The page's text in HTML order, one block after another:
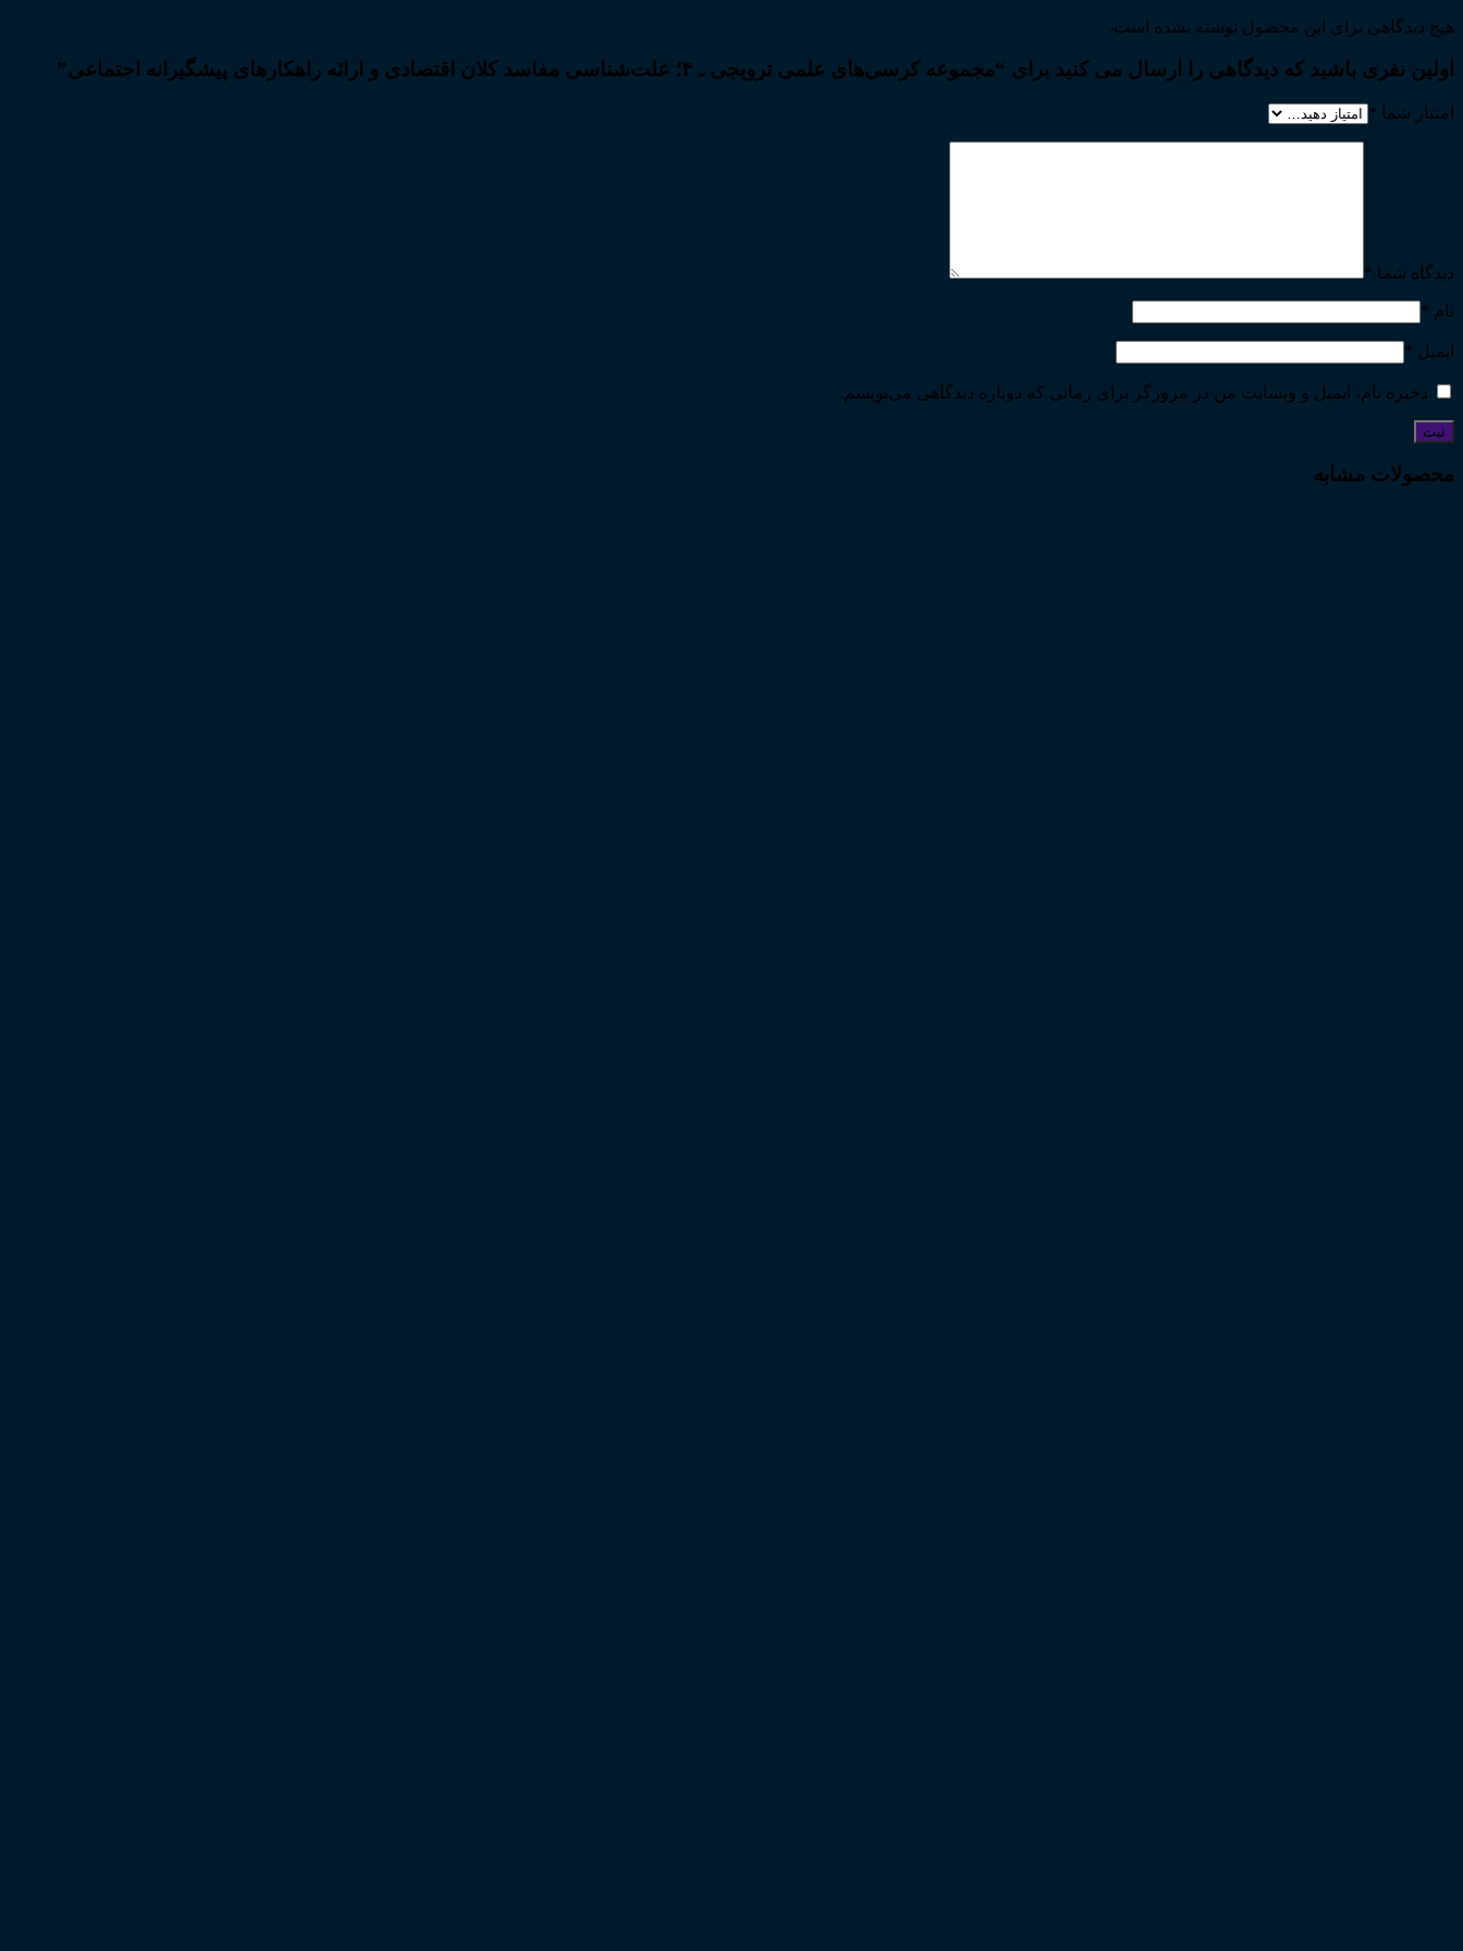
هیچ دیدگاهی برای این محصول نوشته نشده است.
اولین نفری باشید که دیدگاهی را ارسال می کنید برای “مجموعه کرسی‌های علمی ترویجی ـ ۴؛ علت‌شناسی مفاسد کلان اقتصادی و ارائه راهکارهای پیشگیرانه اجتماعی”
امتیاز شما *
دیدگاه شما *
نام *
ایمیل *
ذخیره نام، ایمیل و وبسایت من در مرورگر برای زمانی که دوباره دیدگاهی می‌نویسم.
محصولات مشابه